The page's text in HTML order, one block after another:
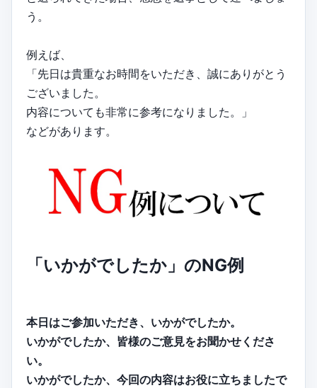
う。
例えば、
「先日は貴重なお時間をいただき、誠にありがとう
ございました。
内容についても非常に参考になりました。」
などがあります。
「いかがでしたか」のNG例
本日はご参加いただき、いかがでしたか。
いかがでしたか、皆様のご意見をお聞かせくださ
い。
いかがでしたか、今回の内容はお役に立ちましたで